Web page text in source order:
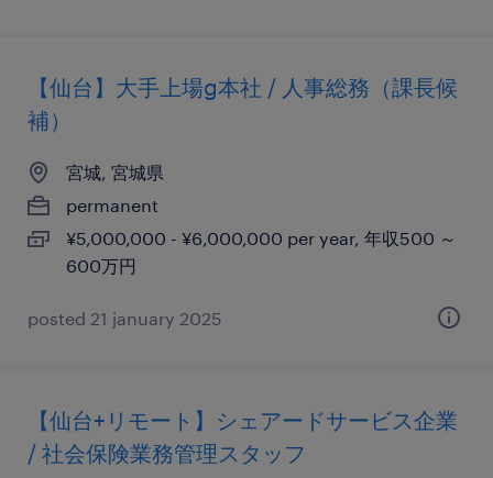
【仙台】大手上場g本社 / 人事総務（課長候
補）
宮城, 宮城県
permanent
¥5,000,000 - ¥6,000,000 per year, 年収500 ～
600万円
posted 21 january 2025
【仙台+リモート】シェアードサービス企業
/ 社会保険業務管理スタッフ